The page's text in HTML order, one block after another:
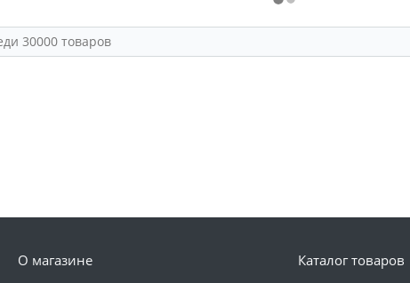
О магазине Каталог товаров